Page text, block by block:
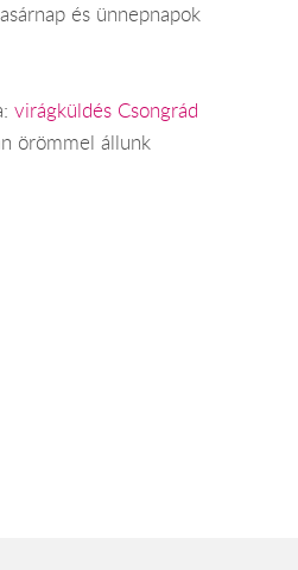
és ünnepnapok
virágküldés Csongrád
örömmel állunk